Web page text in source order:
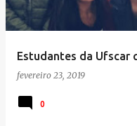
Estudantes da Ufscar
fevereiro 23, 2019
0